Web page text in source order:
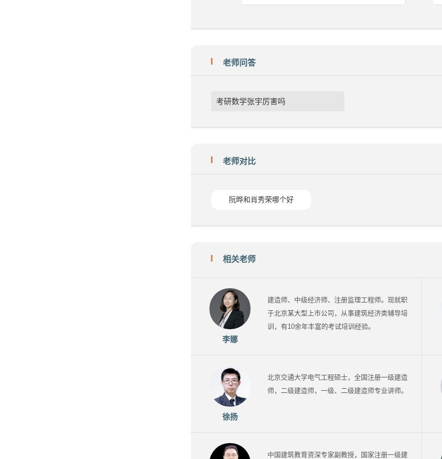
老师问答
考研数学张宇厉害吗
老师对比
阮晔和肖秀荣哪个好
相关老师
李娜
建造师、中级经济师、注册监理工程师。现就职
于北京某大型上市公司，从事建筑经济类辅导培
训，有10余年丰富的考试培训经验。
徐扬
北京交通大学电气工程硕士，全国注册一级建造
师，二级建造师，一级、二级建造师专业讲师。
中国建筑教育资深专家副教授，国家注册一级建